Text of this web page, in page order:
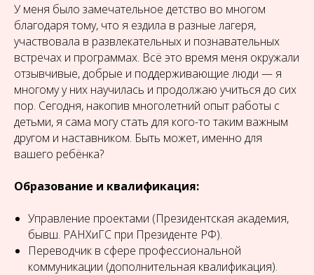
У меня было замечательное детство во многом
благодаря тому, что я ездила в разные лагеря,
участвовала в развлекательных и познавательных
встречах и программах. Всё это время меня окружали
отзывчивые, добрые и поддерживающие люди — я
многому у них научилась и продолжаю учиться до сих
пор. Сегодня, накопив многолетний опыт работы с
детьми, я сама могу стать для кого-то таким важным
другом и наставником. Быть может, именно для
вашего ребёнка?
Образование и квалификация:
Управление проектами (Президентская академия,
бывш. РАНХиГС при Президенте РФ).
Переводчик в сфере профессиональной
коммуникации (дополнительная квалификация).